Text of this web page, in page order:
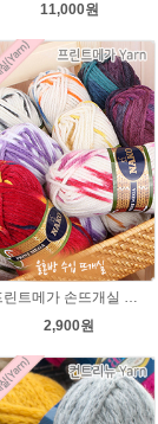
11,000원
프린트메가 손뜨개실 모자뜨기 뜨개질 목도리털실 뜨개실
2,900원